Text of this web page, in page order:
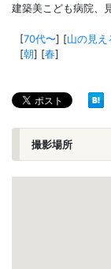
建築美こども病院、
[70代〜] [山の見え
[朝] [春]
撮影場所